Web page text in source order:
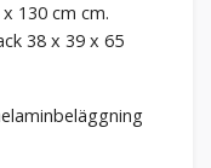
130 cm cm.
38 x 39 x 65